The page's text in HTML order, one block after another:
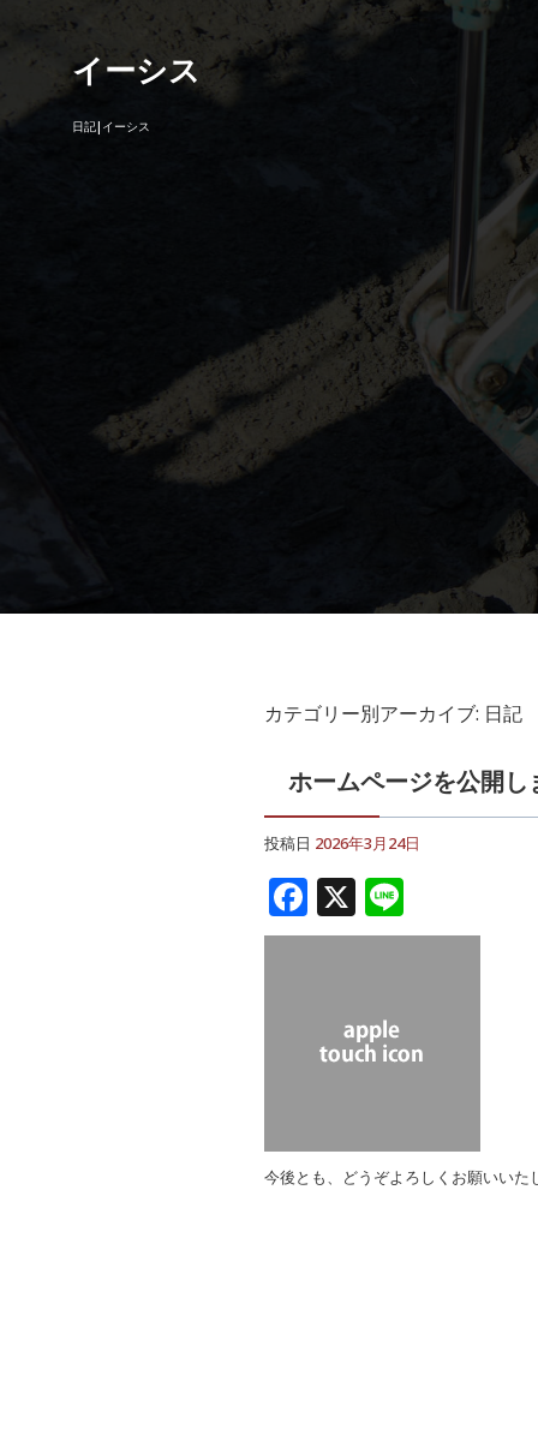
日記|イーシス
イーシス
カテゴリー別アーカイブ: 日記
ホームページを公開し
投稿日 2026年3月24日
F
a
b
k
X
n
今後とも、どうぞよろしくお願いいた